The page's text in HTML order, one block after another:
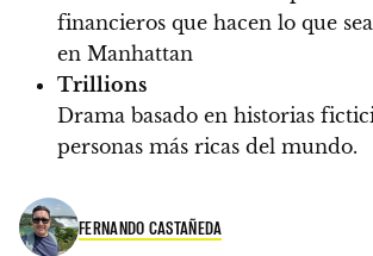
financieros que hacen lo que
en Manhattan
Trillions
Drama basado en historias
personas más ricas del mundo.
FERNANDO CASTAÑEDA